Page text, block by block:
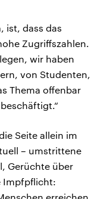
ist, dass das
Zugriffszahlen.
wir haben
von Studenten,
Thema offenbar
Seite allein im
– umstrittene
Gerüchte über
Impfpflicht: